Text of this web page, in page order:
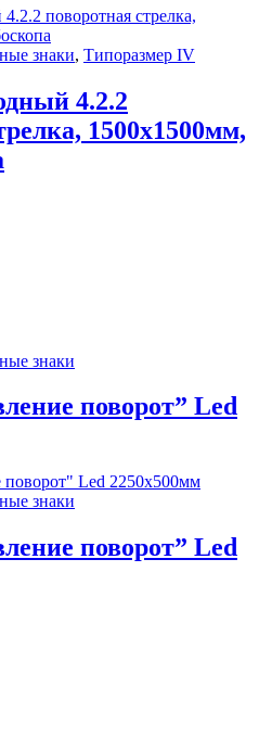
знаки, Типоразмер IV
4.2.2
1500х1500мм,
знаки
поворот” Led
знаки
поворот” Led